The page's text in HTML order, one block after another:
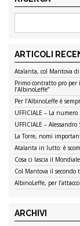
ARTICOLI
Atalanta, col Mantova
Primo contratto pro
l’AlbinoLeffe”
Per l’AlbinoLeffe è
UFFICIALE – La
UFFICIALE –
La Torre, nomi
Atalanta in lutto: è
Cosa ci lascia il
Col Mantova il
AlbinoLeffe, per
ARCHIVI